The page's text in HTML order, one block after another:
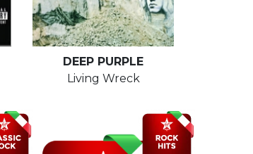
DEEP PURPLE
Living Wreck